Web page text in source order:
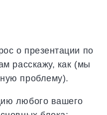
о презентации по
расскажу, как (мы
проблему).
любого вашего